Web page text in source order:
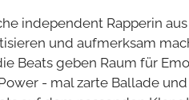
independent Rapperin
und aufmerksam
Beats geben Raum für
- mal zarte Ballade